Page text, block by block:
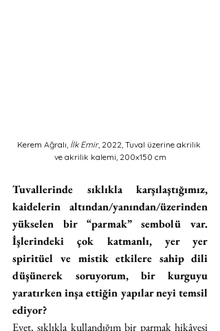
Kerem Ağralı, İlk Emir, 2022, Tuval üzerine akrilik
ve akrilik kalemi, 200x150 cm
Tuvallerinde sıklıkla karşılaştığımız,
kaidelerin altından/yanından/üzerinden
yükselen bir “parmak” sembolü var.
İşlerindeki çok katmanlı, yer yer
spiritüel ve mistik etkilere sahip dili
düşünerek soruyorum, bir kurguyu
yaratırken inşa ettiğin yapılar neyi temsil
ediyor?
Evet, sıklıkla kullandığım bir parmak hikâyesi